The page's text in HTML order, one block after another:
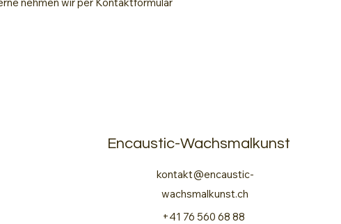
Encaustic-Wachsmalkunst
kontakt@encaustic-
wachsmalkunst.ch
+41 76 560 68 88